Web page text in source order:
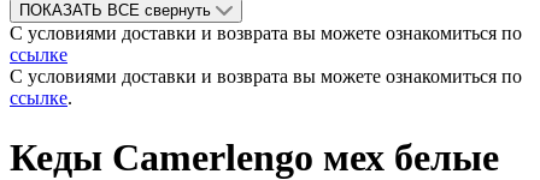
ПОКАЗАТЬ ВСЕ свернуть
С условиями доставки и возврата вы можете ознакомиться по
ссылке
С условиями доставки и возврата вы можете ознакомиться по
ссылке.
Кеды Camerlengo мех белые